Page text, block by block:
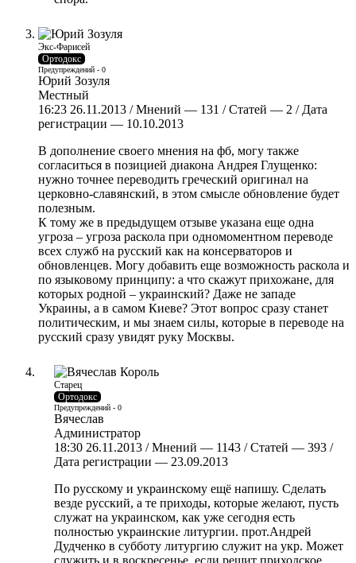
Экс-Фарисей
Ортодокс
Предупреждений - 0
Юрий Зозуля
Местный
16:23 26.11.2013 / Мнений — 131 / Статей — 2 / Дата
регистрации — 10.10.2013
В дополнение своего мнения на фб, могу также
согласиться в позицией диакона Андрея Глущенко:
нужно точнее переводить греческий оригинал на
церковно-славянский, в этом смысле обновление будет
полезным.
К тому же в предыдущем отзыве указана еще одна
угроза – угроза раскола при одномоментном переводе
всех служб на русский как на консерваторов и
обновленцев. Могу добавить еще возможность раскола и
по языковому принципу: а что скажут прихожане, для
которых родной – украинский? Даже не западе
Украины, а в самом Киеве? Этот вопрос сразу станет
политическим, и мы знаем силы, которые в переводе на
русский сразу увидят руку Москвы.
Старец
Ортодокс
Предупреждений - 0
Вячеслав
Администратор
18:30 26.11.2013 / Мнений — 1143 / Статей — 393 /
Дата регистрации — 23.09.2013
По русскому и украинскому ещё напишу. Сделать
везде русский, а те приходы, которые желают, пусть
служат на украинском, как уже сегодня есть
полностью украинские литургии. прот.Андрей
Дудченко в субботу литургию служит на укр. Может